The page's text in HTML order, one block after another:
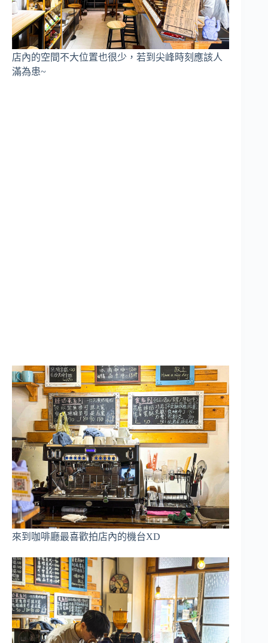
店內的空間不大位置也很少，若到尖峰時刻應該人
滿為患~
來到咖啡廳最喜歡拍店內的機台XD